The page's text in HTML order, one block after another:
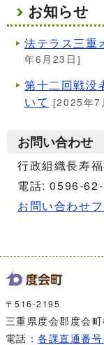
お知らせ
法テラス三重
年6月23日]
第十二回戦没
いて [2025年7
お問い合わせ
行政組織長寿
電話: 0596-
お問い合わせ
〒516-2195
三重県度会郡度会
電話：各課直通番号